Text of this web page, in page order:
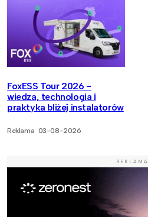
FoxESS Tour 2026 -
wiedza, technologia i
praktyka bliżej instalatorów
Reklama 03-08-2026
REKLAMA